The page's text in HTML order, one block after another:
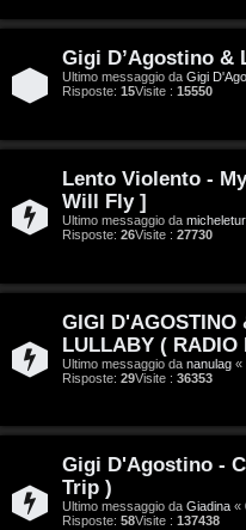
e
n
z
a
r
i
s
o
t
a
Gigi D’Agostino &
Ultimo messaggio da Gigi
Risposte: 15Visite : 15550
Lento Violento -
Will Fly ]
Ultimo messaggio da micheletur
Risposte: 26Visite : 27730
GIGI D'AGOSTINO
LULLABY ( RADIO
Ultimo messaggio da nanulag «
Risposte: 29Visite : 36353
Gigi D'Agostino -
Trip )
Ultimo messaggio da Giadina «
Risposte: 58Visite : 137438
i
g
D
A
g
o
s
i